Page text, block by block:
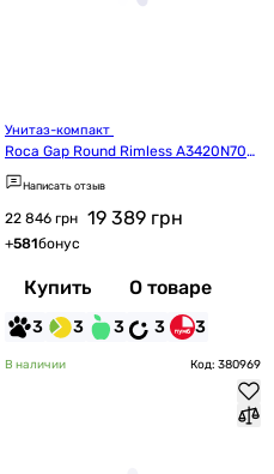
Roca Gap Round Rimless A3420N700
0+A3410N0000+A801D22003
Написать отзыв
22 846 грн 19 389 грн
+581бонус
Купить О товаре
3 3 3 3 3
В наличии Код: 380969